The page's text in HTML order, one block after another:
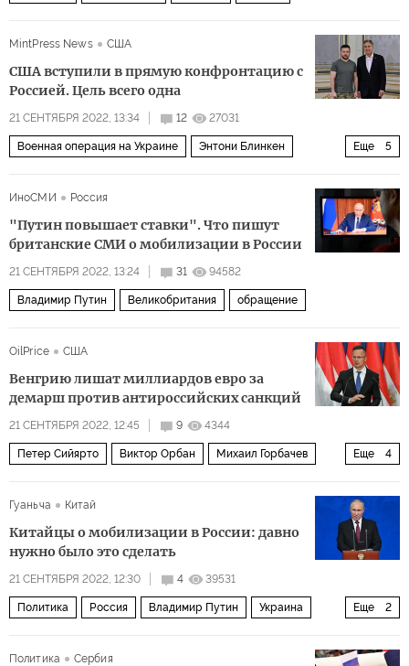
MintPress News США
США вступили в прямую конфронтацию с
Россией. Цель всего одна
21 СЕНТЯБРЯ 2022, 13:34 12 27031
Еще 5
Военная операция на Украине Энтони Блинкен
ИноСМИ Россия
"Путин повышает ставки". Что пишут
британские СМИ о мобилизации в России
21 СЕНТЯБРЯ 2022, 13:24 31 94582
Владимир Путин Великобритания обращение
OilPrice США
Венгрию лишат миллиардов евро за
демарш против антироссийских санкций
21 СЕНТЯБРЯ 2022, 12:45 9 4344
Еще 4
Петер Сийярто Виктор Орбан Михаил Горбачев
Гуаньча
Китай
Китайцы о мобилизации в России: давно
нужно было это сделать
21 СЕНТЯБРЯ 2022, 12:30 4 39531
Еще 2
Политика Россия Владимир Путин Украина
Политика
Сербия